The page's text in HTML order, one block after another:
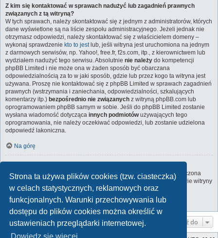
Strona ta używa plików cookies (tzw. ciasteczka)
w celach statystycznych, reklamowych oraz
funkcjonalnych. Warunki przechowywania lub
dostępu do plików cookies można określić w
ustawieniach przeglądarki internetowej.
Z kim się kontaktować w sprawach nadużyć lub zagadnień prawnych
związanych z tą witryną?
W tych sprawach, należy skontaktować się z jednym z administratorów, których
dane wyświetlone są na liście zespołu administracyjnego. Jeżeli jednak nie
otrzymasz odpowiedzi, należy skontaktować się z właścicielem domeny –
wykonaj sprawdzenie kto to jestlub, jeśli witryna jest uruchomiona na jednym
z darmowych serwisów, np. Yahoo!, free.fr, f2s.com, itp., z kierownictwem lub
wydziałem nadużyć tego serwisu. Absolutnie nie należy do kompetencji
phpBB Limited i nie może ona w żaden sposób być obarczana
odpowiedzialnością za to w jaki sposób, gdzie lub przez kogo ta witryna jest
używana. Proszę nie kontaktować się z phpBB Limited w sprawach zagadnień
prawnych (wstrzymania i zaniechania, odpowiedzialności, szkalujących
komentarzy itp.) bezpośrednio nie związanych z witryną phpBB.com lub
oprogramowaniem phpBB samym w sobie. Jeśli do phpBB Limited zostanie
wysłana wiadomość dotycząca innych podmiotówużywających tego
oprogramowania, nie należy oczekiwać odpowiedzi, lub zostanie udzielona
odpowiedź lakoniczna.
Na górę
Wszyscy użytkownicy witryny mogą używać – jeśli funkcja ta jest włączona
przez administratora witryny – formularza „Kontakt z nami”. Członkowie witryny
mogą także używać odnośnika „Zespół administracyjny”.
Na górę
Przejdź do